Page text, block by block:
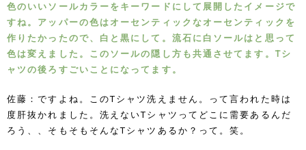
色のいいソールカラーをキーワードにして展開したイメージで
すね。アッパーの色はオーセンティックなオーセンティックを
作りたかったので、白と黒にして。流石に白ソールはと思って
色は変えました。このソールの隠し方も共通させてます。Tシ
ャツの後ろすごいことになってます。
佐藤：ですよね。このTシャツ洗えません。って言われた時は
度肝抜かれました。洗えないTシャツってどこに需要あるんだ
ろう、、そもそもそんなTシャツあるか？って。笑。